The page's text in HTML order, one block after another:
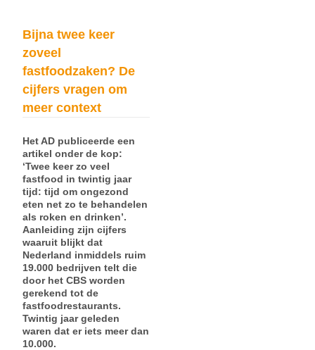
Bijna twee keer
zoveel
fastfoodzaken? De
cijfers vragen om
meer context
Het AD publiceerde een
artikel onder de kop:
‘Twee keer zo veel
fastfood in twintig jaar
tijd: tijd om ongezond
eten net zo te behandelen
als roken en drinken’.
Aanleiding zijn cijfers
waaruit blijkt dat
Nederland inmiddels ruim
19.000 bedrijven telt die
door het CBS worden
gerekend tot de
fastfoodrestaurants.
Twintig jaar geleden
waren dat er iets meer dan
10.000.